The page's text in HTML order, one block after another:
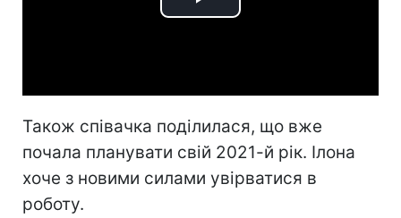
Play
Також співачка поділилася, що вже
почала планувати свій 2021-й рік. Ілона
хоче з новими силами увірватися в
роботу.